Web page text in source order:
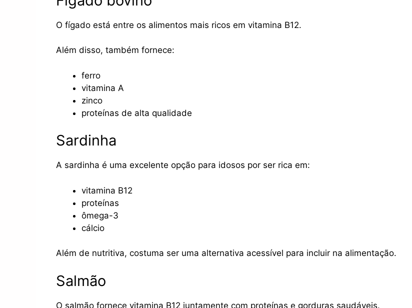
O fígado está entre os alimentos mais ricos em vitamina B12.
Além disso, também fornece:
ferro
vitamina A
zinco
proteínas de alta qualidade
Sardinha
A sardinha é uma excelente opção para idosos por ser rica em:
vitamina B12
proteínas
ômega-3
cálcio
Além de nutritiva, costuma ser uma alternativa acessível para incluir na alimentação.
Salmão
O salmão fornece vitamina B12 juntamente com proteínas e gorduras saudáveis.